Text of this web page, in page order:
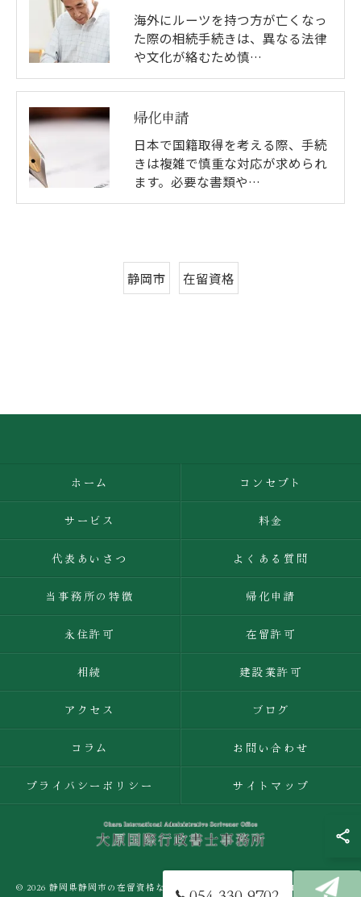
海外にルーツを持つ方が亡くなっ
た際の相続手続きは、異なる法律
や文化が絡むため慎…
帰化申請
日本で国籍取得を考える際、手続
きは複雑で慎重な対応が求められ
ます。必要な書類や…
静岡市 在留資格
ホーム コンセプト
サービス 料金
代表あいさつ よくある質問
当事務所の特徴 帰化申請
永住許可 在留許可
相続 建設業許可
アクセス ブログ
コラム お問い合わせ
プライバシーポリシー サイトマップ
© 2026 静岡県静岡市の在留資格なら大原国際行政書士事務所 ALL RIGHTS